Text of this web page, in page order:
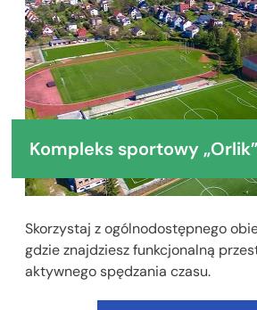
Kompleks sportowy „Orlik”
Skorzystaj z ogólnodostępnego
gdzie znajdziesz funkcjonalną
aktywnego spędzania czasu.